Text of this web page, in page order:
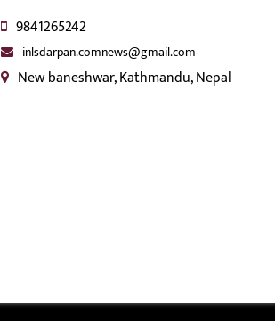
9841265242
inlsdarpan.comnews@gmail.com
New baneshwar, Kathmandu, Nepal